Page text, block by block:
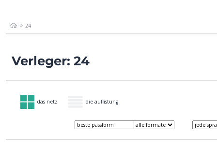
24
Verleger: 24
das netz die auflistung